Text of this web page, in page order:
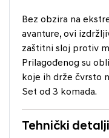
Bez obzira na
avanture, ovi
zaštitni sloj protiv
Prilagođenog su
koje ih drže čvrsto
Set od 3 komada.
Tehnički detalji